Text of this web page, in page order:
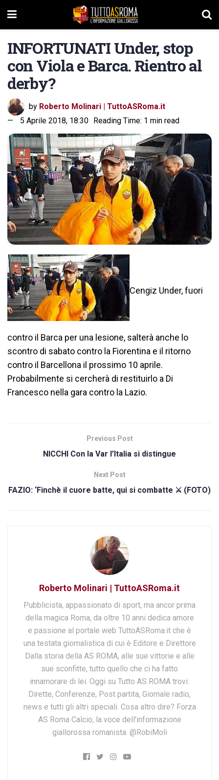
INFORTUNATI Under, stop
con Viola e Barca. Rientro al
derby?
by Roberto Molinari | TuttoASRoma.it
5 Aprile 2018, 18:30 Reading Time: 1 min read
Cengiz Under, fuori
contro il Barca per una lesione, salterà anche lo
scontro di sabato contro la Fiorentina e il ritorno
contro il Barcellona il prossimo 10 aprile.
Probabilmente si cercherà di restituirlo a Di
Francesco nella gara contro la Lazio.
Previous Post
NICCHI Con la Var l’Italia si distingue
Next Post
FAZIO: ‘Finchè il cuore batte, qui si combatte ⚔️ (FOTO)
Roberto Molinari | TuttoASRoma.it
Pubblicista, appassionato di sport, ma ancor prima
della magica Roma, da oltre 10 anni dedica amore
e passione al portale web TuttoASRoma.it che è
una testata giornalistica di cui è Editore e Direttore
Dalla storia della AS ROMA, alle sue vittorie e alle
sue sconfitte, tutto quello che ci ha fatto
innamorare di lei. Oggi su Tutto AS ROMA trovi:
Dirette, Conferenze, Post partita, Giornale radio,
news e tutti gli altri speciali. Cosa altro dire? Forza
AS Roma Calcio, la voce dell'informazione
giallorossa romanista. @RobiMoli